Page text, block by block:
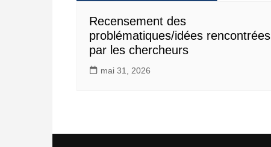
Recensement des
problématiques/idées rencontrées
par les chercheurs
mai 31, 2026